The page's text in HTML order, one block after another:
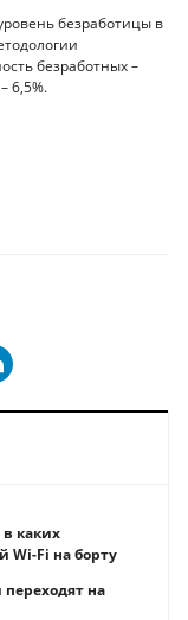
безработицы в
безработных –
6,5%.
знать о штаммах
сдавать на права в
каких
Wi-Fi на борту
на